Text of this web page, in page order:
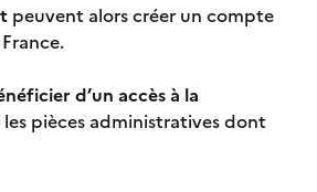
peuvent alors créer un compte
d’un accès à la
pièces administratives dont